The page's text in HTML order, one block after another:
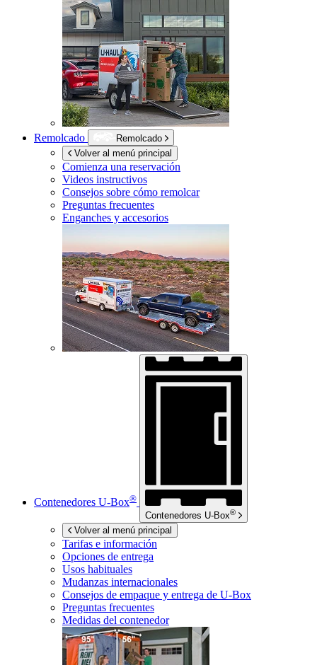
Remolcado
Remolcado
Volver al menú principal
Comienza una reservación
Videos instructivos
Consejos sobre cómo remolcar
Preguntas frecuentes
Enganches y accesorios
Contenedores U-Box®
Contenedores U-Box®
Volver al menú principal
Tarifas e información
Opciones de entrega
Usos habituales
Mudanzas internacionales
Consejos de empaque y entrega de U-Box
Preguntas frecuentes
Medidas del contenedor